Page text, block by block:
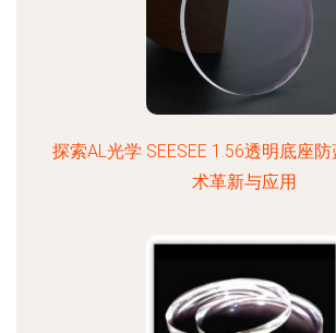
探索AL光学 SEESEE 1.56透明底座
术革新与应用